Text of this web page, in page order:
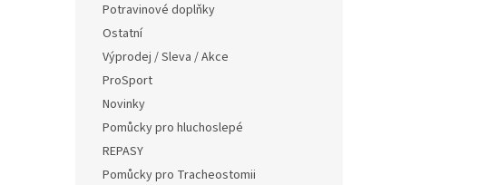
Potravinové doplňky
Ostatní
Výprodej / Sleva / Akce
ProSport
Novinky
Pomůcky pro hluchoslepé
REPASY
Pomůcky pro Tracheostomii